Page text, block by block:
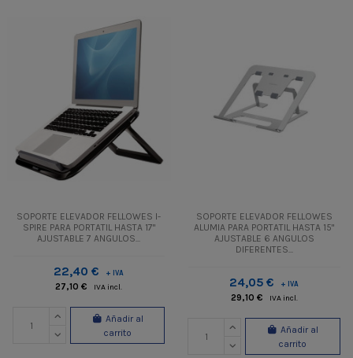
SOPORTE ELEVADOR FELLOWES I-
SPIRE PARA PORTATIL HASTA 17"
AJUSTABLE 7 ANGULOS...
22,40 € + IVA
27,10 € IVA incl.
Añadir al
carrito
SOPORTE ELEVADOR FELLOWES
ALUMIA PARA PORTATIL HASTA 15"
AJUSTABLE 6 ANGULOS
DIFERENTES...
24,05 € + IVA
29,10 € IVA incl.
Añadir al
carrito